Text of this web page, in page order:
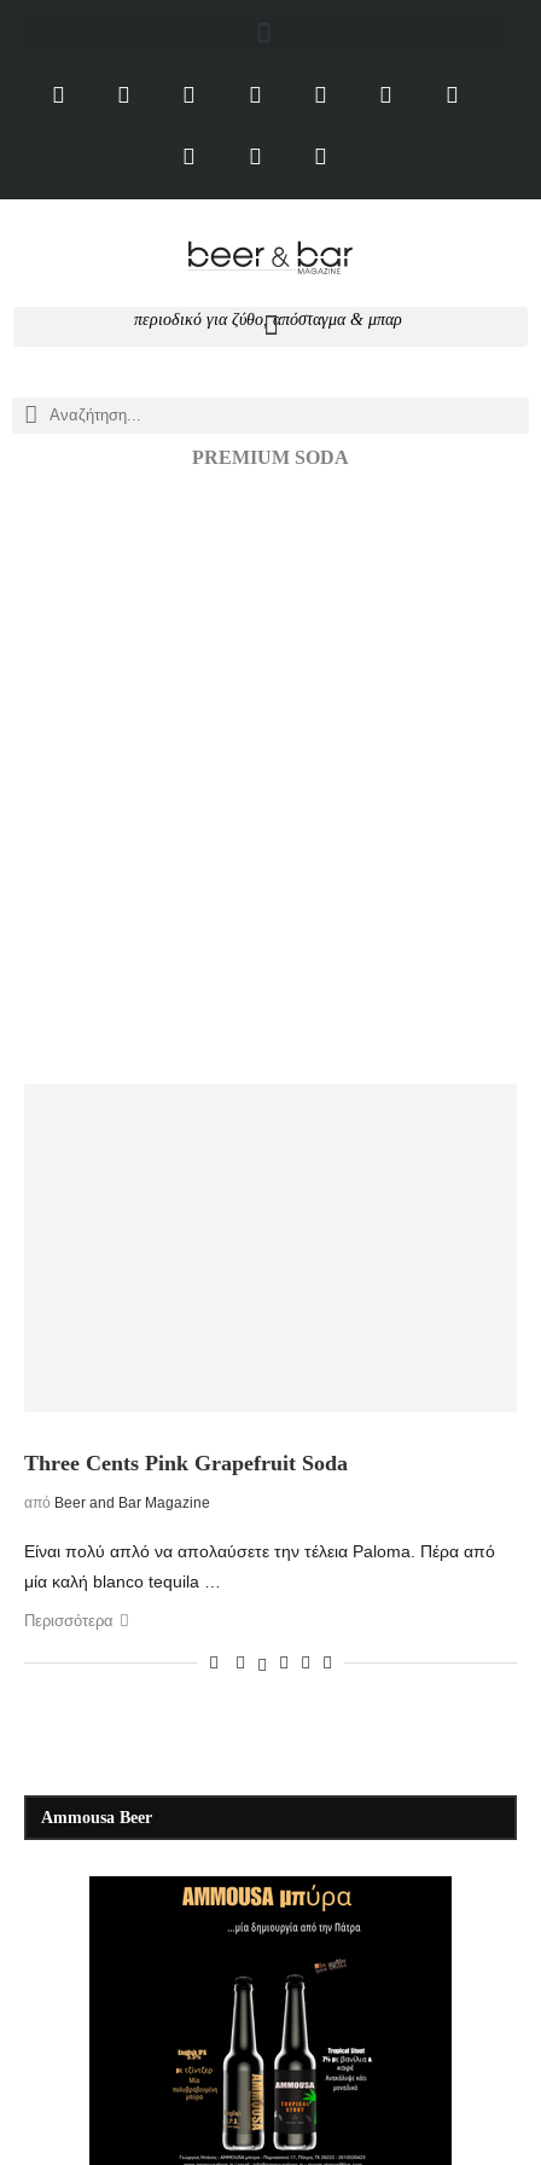
περιοδικό για ζύθο, απόσταγμα & μπαρ
PREMIUM SODA
Three Cents Pink Grapefruit Soda
από Beer and Bar Magazine
Είναι πολύ απλό να απολαύσετε την τέλεια Paloma. Πέρα από
μία καλή blanco tequila …
Περισσότερα
Ammousa Beer